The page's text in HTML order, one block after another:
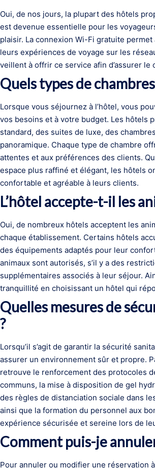
Oui, de nos jours, la plupart des hôtels
est devenue essentielle pour les
plaisir. La connexion Wi-Fi gratuite
leurs expériences de voyage sur les
veillent à offrir ce service afin d’assurer
Quels types de
Lorsque vous séjournez à l’hôtel, vous
vos besoins et à votre budget. Les hôtels
standard, des suites de luxe, des
panoramique. Chaque type de chambre
attentes et aux préférences des clients.
espace plus raffiné et élégant, les hôtels
confortable et agréable à leurs clients.
L’hôtel accepte-t-il les
Oui, de nombreux hôtels acceptent les
chaque établissement. Certains hôtels
des équipements adaptés pour leur
animaux sont autorisés, s’il y a des
supplémentaires associés à leur séjour.
tranquillité en choisissant un hôtel qui
Quelles mesures de
?
Lorsqu’il s’agit de garantir la sécurité
assurer un environnement sûr et propre.
retrouve le renforcement des protocoles
communs, la mise à disposition de gel
des règles de distanciation sociale dans
ainsi que la formation du personnel aux
expérience sécurisée et sereine lors de
Comment puis-je
Pour annuler ou modifier une réservation